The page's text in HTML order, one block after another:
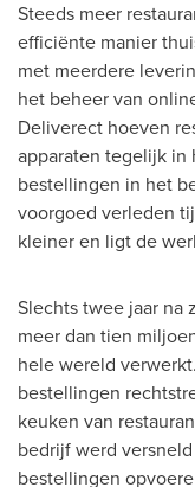
Steeds meer
efficiënte manier
met meerdere
het beheer van
Deliverect hoeven
apparaten tegelijk in
bestellingen in het
voorgoed verleden
kleiner en ligt de
Slechts twee jaar
meer dan tien
hele wereld
bestellingen
keuken van
bedrijf werd
bestellingen